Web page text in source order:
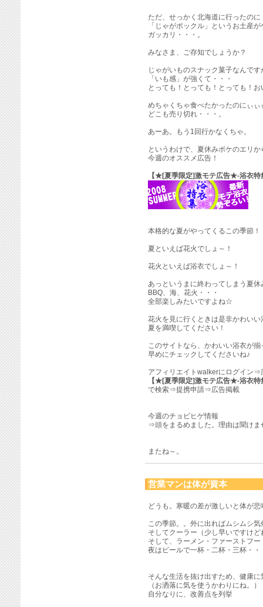
ただ、せっかく北海道に行ったのに
「じゃがポックル」というお土産
ガッカリ・・・。
みなさま、ご存知でしょうか？
じゃがいものスナック菓子なんです
「いも感」が強くて・・・
とっても！とっても！とっても！
めちゃくちゃ食べたかったのにぃぃ
どこも売り切れ・・・。
あーあ。もう1回行かなくちゃ。
というわけで、夏休みボケのエリか
今週のオススメ広告！
【★[夏季限定]激モテ広告★-浴衣特
本格的な夏がやってくるこの季節！
夏といえば花火でしょ～！
花火といえば浴衣でしょ～！
あっというまに終わってしまう夏休
BBQ、海、花火・・・
全部楽しみたいですよね☆
花火を見に行くときは是非かわいい
夏を満喫してください！
このサイトなら、かわいい浴衣が揃
早めにチェックしてくださいね♪
アフィリエイトwalkerにログイン
【★[夏季限定]激モテ広告★-浴衣特
で検索⇒提携申請⇒広告掲載
今週のチョビヒゲ情報
⇒頭をまるめました。理由は聞けま
またね～。
営業マンは体が資本
どうも。寒暖の差が激しいと体が
この季節。。外に出ればムシムシ気
そしてクーラー（少し早いですけ
そして、ラーメン・ファーストフ
夜はビールで一杯・二杯・三杯・
そんな生活を抜け出すため、健康
（お洒落に気を使うかわりにね。）
自分なりに、改善点を列挙